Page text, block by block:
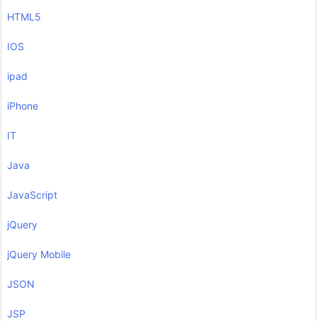
HTML5
IOS
ipad
iPhone
IT
Java
JavaScript
jQuery
jQuery Mobile
JSON
JSP